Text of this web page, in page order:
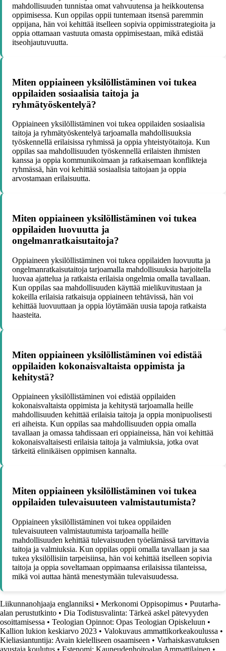
mahdollisuuden tunnistaa omat vahvuutensa ja heikkoutensa
oppimisessa. Kun oppilas oppii tuntemaan itsensä paremmin
oppijana, hän voi kehittää itselleen sopivia oppimisstrategioita ja
oppia ottamaan vastuuta omasta oppimisestaan, mikä edistää
itseohjautuvuutta.
Miten oppiaineen yksilöllistäminen voi tukea
oppilaiden sosiaalisia taitoja ja
ryhmätyöskentelyä?
Oppiaineen yksilöllistäminen voi tukea oppilaiden sosiaalisia
taitoja ja ryhmätyöskentelyä tarjoamalla mahdollisuuksia
työskennellä erilaisissa ryhmissä ja oppia yhteistyötaitoja. Kun
oppilas saa mahdollisuuden työskennellä erilaisten ihmisten
kanssa ja oppia kommunikoimaan ja ratkaisemaan konflikteja
ryhmässä, hän voi kehittää sosiaalisia taitojaan ja oppia
arvostamaan erilaisuutta.
Miten oppiaineen yksilöllistäminen voi tukea
oppilaiden luovuutta ja
ongelmanratkaisutaitoja?
Oppiaineen yksilöllistäminen voi tukea oppilaiden luovuutta ja
ongelmanratkaisutaitoja tarjoamalla mahdollisuuksia harjoitella
luovaa ajattelua ja ratkaista erilaisia ongelmia omalla tavallaan.
Kun oppilas saa mahdollisuuden käyttää mielikuvitustaan ja
kokeilla erilaisia ratkaisuja oppiaineen tehtävissä, hän voi
kehittää luovuuttaan ja oppia löytämään uusia tapoja ratkaista
haasteita.
Miten oppiaineen yksilöllistäminen voi edistää
oppilaiden kokonaisvaltaista oppimista ja
kehitystä?
Oppiaineen yksilöllistäminen voi edistää oppilaiden
kokonaisvaltaista oppimista ja kehitystä tarjoamalla heille
mahdollisuuden kehittää erilaisia taitoja ja oppia monipuolisesti
eri aiheista. Kun oppilas saa mahdollisuuden oppia omalla
tavallaan ja omassa tahdissaan eri oppiaineissa, hän voi kehittää
kokonaisvaltaisesti erilaisia taitoja ja valmiuksia, jotka ovat
tärkeitä elinikäisen oppimisen kannalta.
Miten oppiaineen yksilöllistäminen voi tukea
oppilaiden tulevaisuuteen valmistautumista?
Oppiaineen yksilöllistäminen voi tukea oppilaiden
tulevaisuuteen valmistautumista tarjoamalla heille
mahdollisuuden kehittää tulevaisuuden työelämässä tarvittavia
taitoja ja valmiuksia. Kun oppilas oppii omalla tavallaan ja saa
tukea yksilöllisiin tarpeisiinsa, hän voi kehittää itselleen sopivia
taitoja ja oppia soveltamaan oppimaansa erilaisissa tilanteissa,
mikä voi auttaa häntä menestymään tulevaisuudessa.
Liikunnanohjaaja englanniksi • Merkonomi Oppisopimus • Puutarha-
alan perustutkinto • Dia Todistusvalinta: Tärkeä askel pätevyyden
osoittamisessa • Teologian Opinnot: Opas Teologian Opiskeluun •
Kallion lukion keskiarvo 2023 • Valokuvaus ammattikorkeakoulussa •
Kieliasiantuntija: Avain kielelliseen osaamiseen • Varhaiskasvatuksen
avustaja koulutus • Estenomi: Kauneudenhoitoalan Ammattilainen •